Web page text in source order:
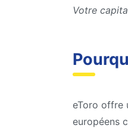
Votre
eToro offre
européens